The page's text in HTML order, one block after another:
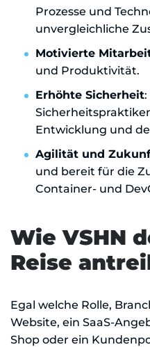
Prozesse und
unvergleichliche
Motivierte
und Produktivität.
Erhöhte Sicherheit
Entwicklung und
Agilität und
und bereit für die
Container- und
Wie VSHN
Reise
Egal welche Rolle,
Website, ein SaaS-
Shop oder ein